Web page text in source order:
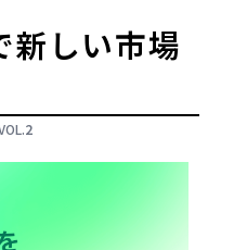
新しい市場
2